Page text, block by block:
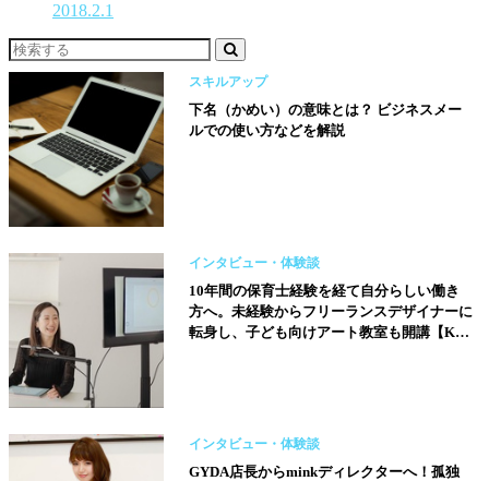
2018.2.1
スキルアップ
下名（かめい）の意味とは？ ビジネスメー
ルでの使い方などを解説
インタビュー・体験談
10年間の保育士経験を経て自分らしい働き
方へ。未経験からフリーランスデザイナーに
転身し、子ども向けアート教室も開講【Kids
インタビュー・体験談
GYDA店長からminkディレクターへ！孤独